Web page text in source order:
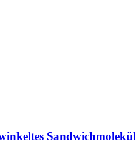
Sandwichmolekül